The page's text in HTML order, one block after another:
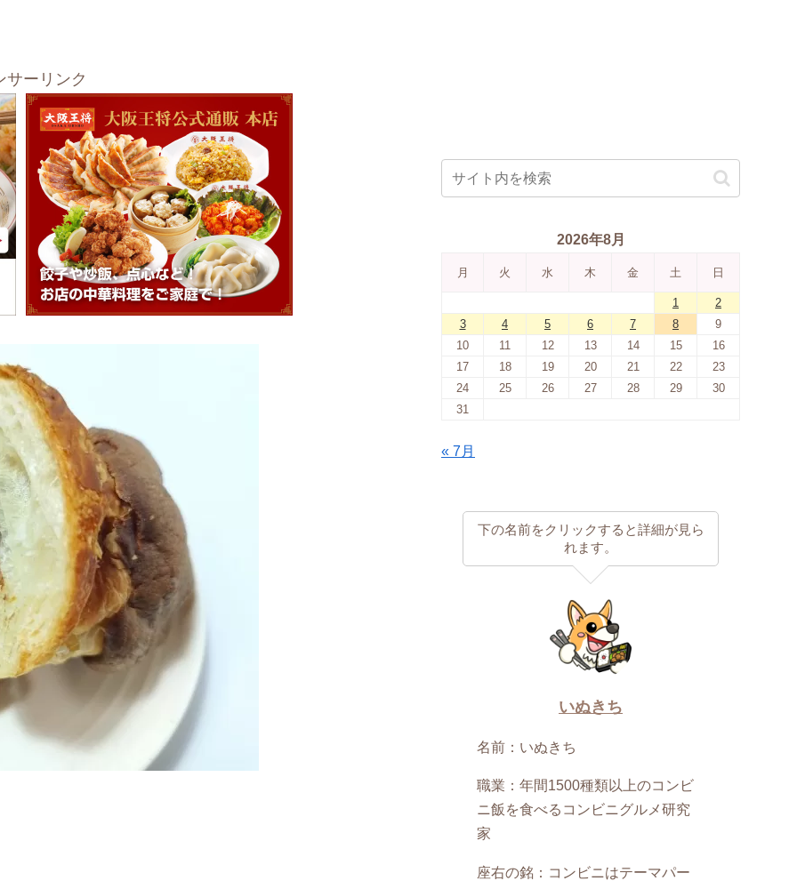
サーリンク
2026年8月
月 火 水 木 金 土 日
1
2
3
4 5 6 7 8
9
10
11 12 13 14 15
16
17
18 19 20 21 22
23
24
25 26 27 28 29
30
31
« 7月
下の名前をクリックすると詳細が見ら
れます。
いぬきち
名前：いぬきち
職業：年間1500種類以上のコンビ
ニ飯を食べるコンビニグルメ研究
家
座右の銘：コンビニはテーマパー